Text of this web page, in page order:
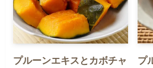
プルーンエキスとカボチャ
プ